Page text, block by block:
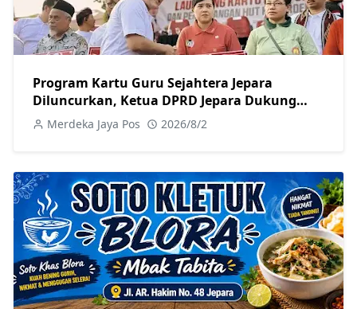
Program Kartu Guru Sejahtera Jepara
Diluncurkan, Ketua DPRD Jepara Dukung
Kesejahteraan Guru
Merdeka Jaya Pos 2026/8/2